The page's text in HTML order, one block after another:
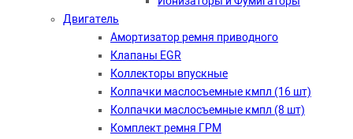
Двигатель
Амортизатор ремня приводного
Клапаны EGR
Коллекторы впускные
Колпачки маслосъемные кмпл (16 шт)
Колпачки маслосъемные кмпл (8 шт)
Комплект ремня ГРМ